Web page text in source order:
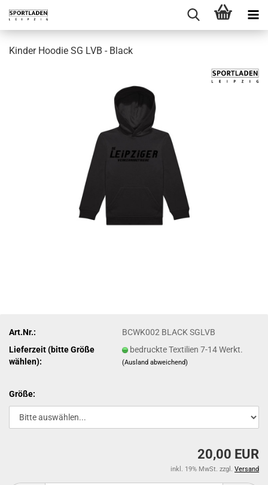
Kinder Hoodie SG LVB - Black
Art.Nr.:
BCWK002 BLACK SGLVB
Lieferzeit (bitte Größe
wählen):
bedruckte Textilien 7-14 Werkt.
(Ausland abweichend)
Größe:
20,00 EUR
inkl. 19% MwSt. zzgl. Versand